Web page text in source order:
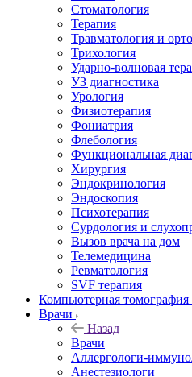
Стоматология
Терапия
Травматология и
Трихология
Ударно-волновая
УЗ диагностика
Урология
Физиотерапия
Фониатрия
Флебология
Функциональная
Хирургия
Эндокринология
Эндоскопия
Психотерапия
Сурдология и
Вызов врача на дом
Телемедицина
Ревматология
SVF терапия
Компьютерная томография
Врачи
Назад
Врачи
Аллергологи-
Анестезиологи